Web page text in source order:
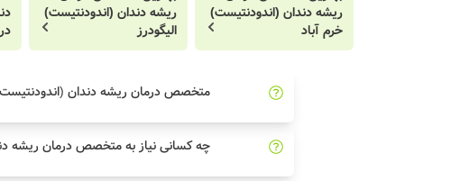
ریشه دندان (اندودنتیست)
خرم آباد
ریشه دندان (اندودنتیست)
الیگودرز
متخصص درمان ریشه دندان
چه کسانی نیاز به متخصص درمان ریشه